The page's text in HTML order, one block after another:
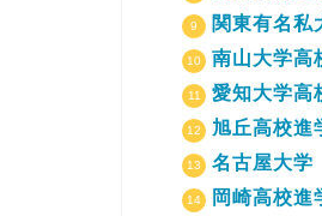
関東有名私
南山大学高
愛知大学高
旭丘高校進
名古屋大学
岡崎高校進